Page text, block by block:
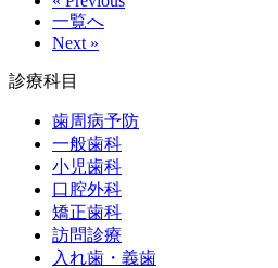
一覧へ
Next »
診療科目
歯周病予防
一般歯科
小児歯科
口腔外科
矯正歯科
訪問診療
入れ歯・義歯